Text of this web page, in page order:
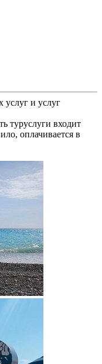
услуг и услуг
туруслуги входит
оплачивается в